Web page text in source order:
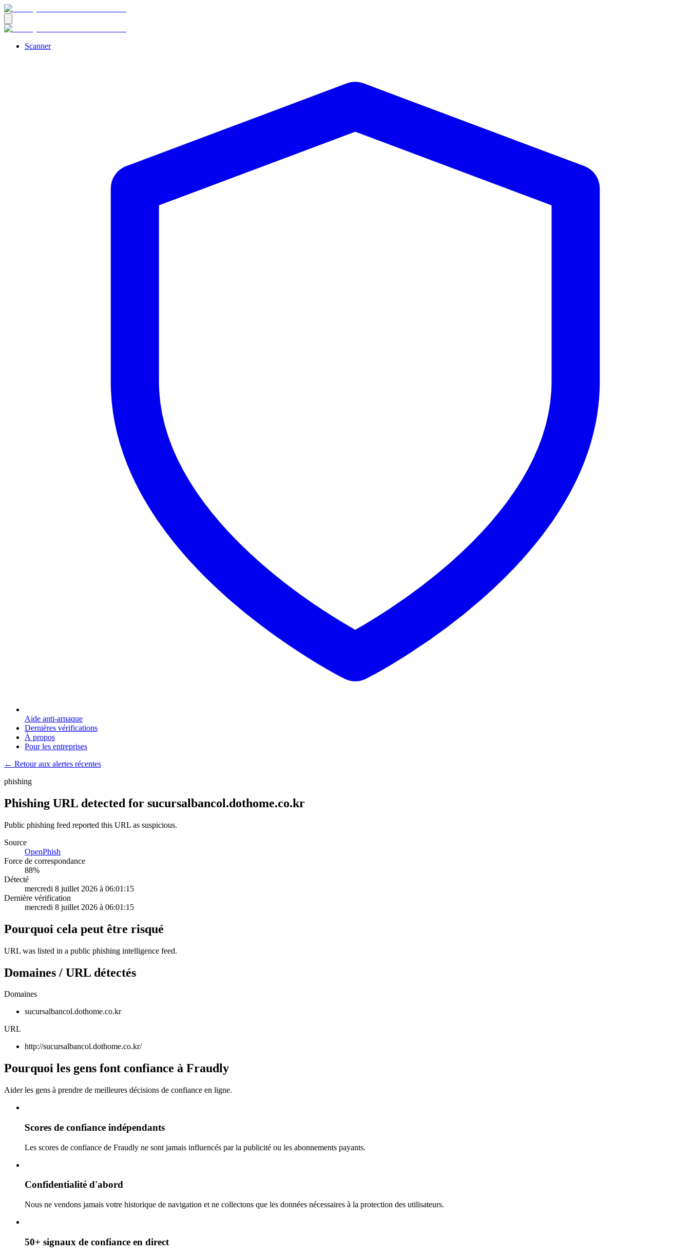
Scanner
Aide anti-arnaque
Dernières vérifications
À propos
Pour les entreprises
← Retour aux alertes récentes
phishing
Phishing URL detected for sucursalbancol.dothome.co.kr
Public phishing feed reported this URL as suspicious.
Source
OpenPhish
Force de correspondance
88%
Détecté
mercredi 8 juillet 2026 à 06:01:15
Dernière vérification
mercredi 8 juillet 2026 à 06:01:15
Pourquoi cela peut être risqué
URL was listed in a public phishing intelligence feed.
Domaines / URL détectés
Domaines
sucursalbancol.dothome.co.kr
URL
http://sucursalbancol.dothome.co.kr/
Pourquoi les gens font confiance à Fraudly
Aider les gens à prendre de meilleures décisions de confiance en ligne.
Scores de confiance indépendants
Les scores de confiance de Fraudly ne sont jamais influencés par la publicité ou les abonnements payants.
Confidentialité d'abord
Nous ne vendons jamais votre historique de navigation et ne collectons que les données nécessaires à la protection des utilisateurs.
50+ signaux de confiance en direct